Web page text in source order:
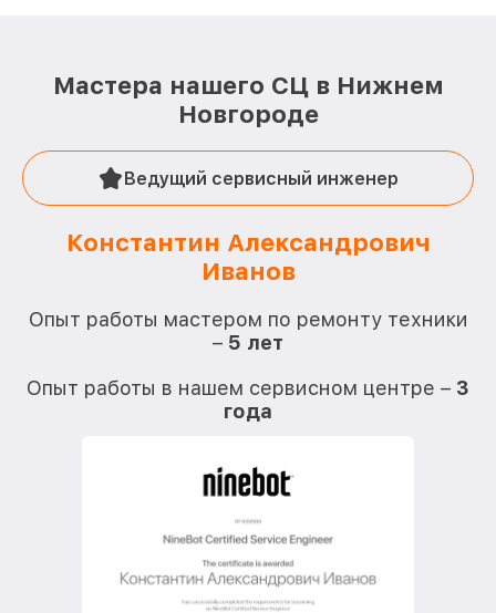
Мастера нашего СЦ в Нижнем
Новгороде
Ведущий сервисный инженер
Константин Александрович
Иванов
Опыт работы мастером по ремонту техники
– 5 лет
Опыт работы в нашем сервисном центре – 3
года